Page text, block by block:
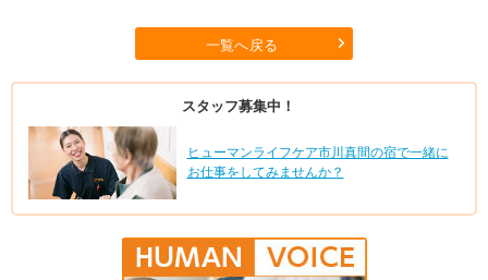
一覧へ戻る
スタッフ募集中！
ヒューマンライフケア市川真間の宿で一緒に
お仕事をしてみませんか？